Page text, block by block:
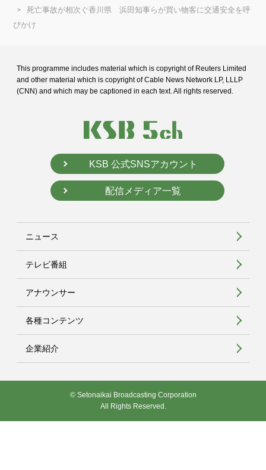
死亡事故が相次ぐ香川県 浜田知事らが買い物客に交通安全を呼
びかけ
This programme includes material which is copyright of Reuters Limited
and other material which is copyright of Cable News Network LP, LLLP
(CNN) and which may be captioned in each text. All rights reserved.
KSB 公式SNSアカウント
配信メディア一覧
ニュース
テレビ番組
アナウンサー
各種コンテンツ
企業紹介
© Setonaikai Broadcasting Corporation
All Rights Reserved.